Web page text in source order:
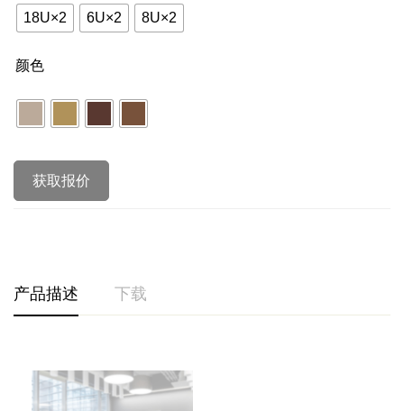
18U×2 6U×2 8U×2
颜色
获取报价
产品描述 下载